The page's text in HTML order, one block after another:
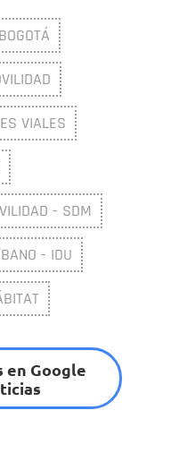
VIALES
- SDM
- IDU
en Google